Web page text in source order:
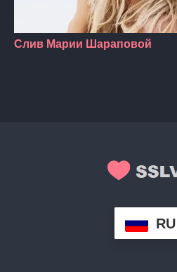
Слив Марии Шараповой
RU